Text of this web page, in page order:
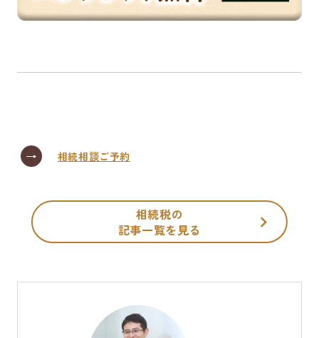
相続相談ご予約
相続税の
記事一覧を見る